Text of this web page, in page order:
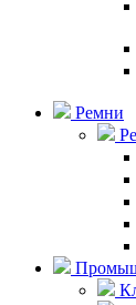
Ремни